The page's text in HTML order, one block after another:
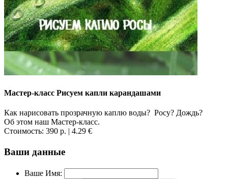
Мастер-класс Рисуем капли карандашами
Как нарисовать прозрачную каплю воды? Росу? Дождь?
Об этом наш Мастер-класс.
Стоимость: 390 р. | 4.29 €
Ваши данные
Ваше Имя: